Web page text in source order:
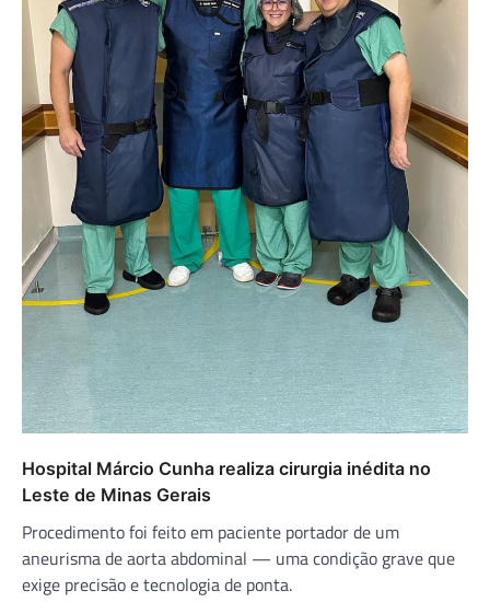
Hospital Márcio Cunha realiza cirurgia inédita no
Leste de Minas Gerais
Procedimento foi feito em paciente portador de um
aneurisma de aorta abdominal — uma condição grave que
exige precisão e tecnologia de ponta.